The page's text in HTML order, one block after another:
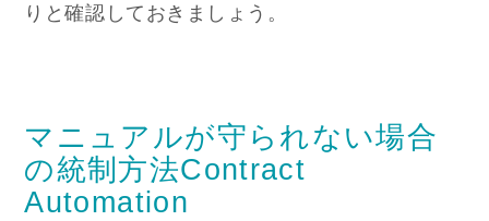
りと確認しておきましょう。
マニュアルが守られない場合
の統制方法Contract
Automation